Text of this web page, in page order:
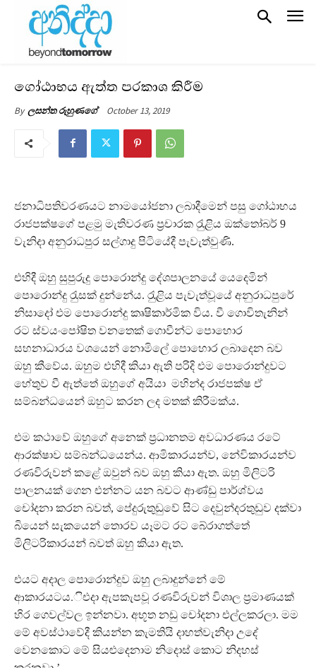
ගෝඨාභය ඇත්ත ප‍්‍රකාශ කිරීම
By ලසන්ත රුහුණගේ October 13, 2019
ජනාධිපතිවරණයට නාමයෝජනා ලබාදීමෙන් පසු ගෝඨාභය
රාජපක්ෂගේ පළමු මැතිවරණ ප‍්‍රචාරක රැුළිය ඔක්තෝබර් 9
වැනිදා අනුරාධපුර සල්ගාදු පිටියේදී පැවැත්වුණි.
එහිදී ඔහු සුපුරුදු පොරොන්දු දේශපාලනයේ යෙදෙමින්
පොරොන්දු රැුසක් දුන්නේය. රැුළිය පැවැත්වූයේ අනුරාධපුරේ
නිසාදෝ එම පොරොන්දු කෘෂිකාර්මික විය. වී ගොවිතැනින්
රට ස්වයංපෝෂිත වනතෙක් ගොවීන්ට පොහොර
සහනාධාරය වශයෙන් නොමිලේ පොහොර ලබාදෙන බව
ඔහු කීවේය. ඔහුම එහිදී කියා ඇති පරිදි එම පොරොන්දුවට
හේතුව වී ඇත්තේ ඔහුගේ අයියා මහින්ද රාජපක්ෂ ඒ
සම්බන්ධයෙන් ඔහුට කරන ලද මතක් කිරීමක්ය.
එම කථාවේ ඔහුගේ අනෙක් ප‍්‍රධානතම අවධාරණය රටේ
ආරක්ෂාව සම්බන්ධයෙන්ය. ආමිකාරයන්ව, නේවිකාරයන්ව
රණවිරුවන් කළේ ඔවුන් බව ඔහු කියා ඇත. ඔහු මිලිටරි
පාලනයක් ගෙන එන්නට යන බවට ආණ්ඩු පාර්ශ්වය
චෝදනා කරන බවත්, පේදුරුතුඩුවේ සිට දෙවුන්දරතුඩුව දක්වා
බියෙන් සැකයෙන් තොරව යෑමට රට බේරාගත්තේ
මිලිටරිකාරයන් බවත් ඔහු කියා ඇත.
එයට අදාල පොරොන්දුව ඔහු ලබාදුන්නේ මේ
ආකාරයටය.ිඑදා ඇපකැපවූ රණවිරුවන් විශාල ප‍්‍රමාණයක්
හිර ගෙවල්වල ඉන්නවා. අභූත නඩු චෝදනා එල්ලකරලා. මම
මේ අවස්ථාවේදී කියන්න කැමතියි දාහත්වැනිදා උදේ
වෙනකොට මේ සියළුදෙනාම නිදොස් කොට නිදහස්